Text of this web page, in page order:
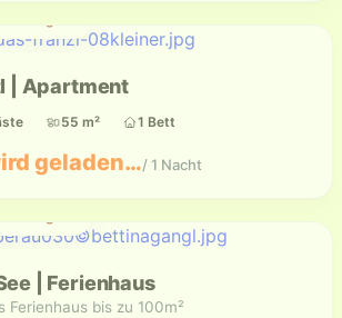
| Apartment
55 m² 1 Bett
geladen…/ 1 Nacht
| Ferienhaus
Ferienhaus bis zu 100m²